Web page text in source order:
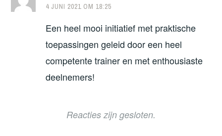
4 JUNI 2021 OM 18:25
Een heel mooi initiatief met praktische
toepassingen geleid door een heel
competente trainer en met enthousiaste
deelnemers!
Reacties zijn gesloten.